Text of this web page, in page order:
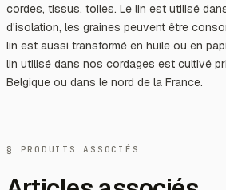
cordes, tissus, toiles. Le lin est utilisé
d'isolation, les graines peuvent être
lin est aussi transformé en huile ou en
lin utilisé dans nos cordages est cultivé
Belgique ou dans le nord de la France.
§ PRODUITS ASSOCIÉS